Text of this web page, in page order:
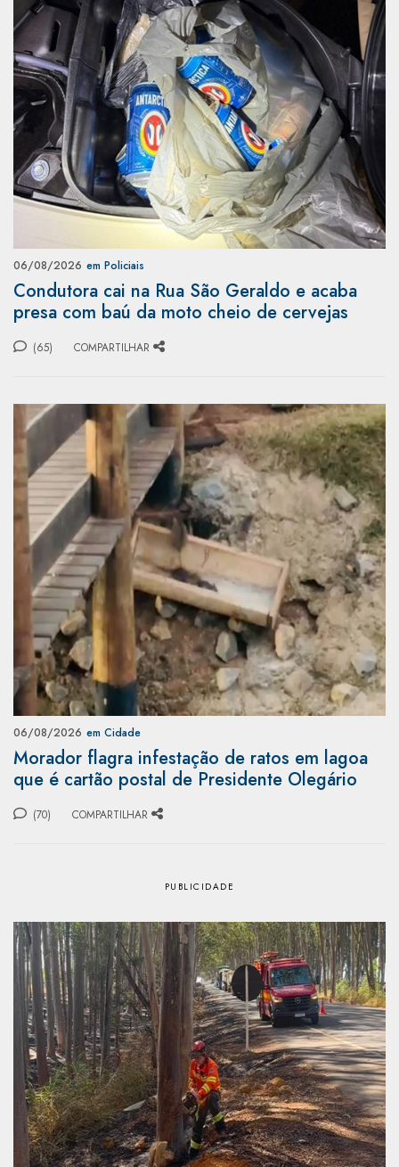
06/08/2026 em Policiais
Condutora cai na Rua São Geraldo e acaba
presa com baú da moto cheio de cervejas
(65) COMPARTILHAR
06/08/2026 em Cidade
Morador flagra infestação de ratos em lagoa
que é cartão postal de Presidente Olegário
(70) COMPARTILHAR